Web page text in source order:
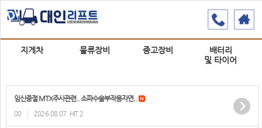
지게차 물류장비 중고장비
배터리
및 타이어
임신중절 MTX주사관련.. 소파수술부작용자연..
00 2026.08.07 HIT 2